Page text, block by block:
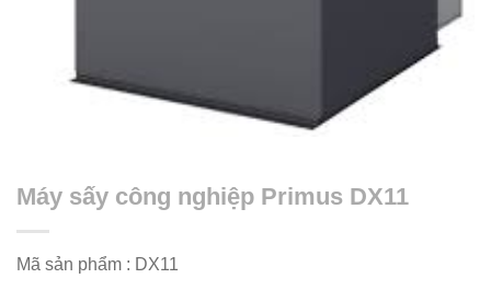
Máy sấy công nghiệp Primus DX11
Mã sản phẩm : DX11